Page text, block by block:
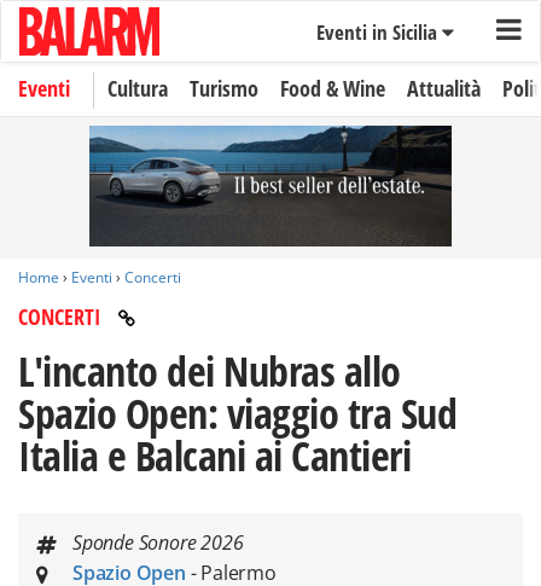
Eventi in Sicilia
Eventi Cultura Turismo Food & Wine Attualità
Home › Eventi › Concerti
CONCERTI
L'incanto dei Nubras allo
Spazio Open: viaggio tra Sud
Italia e Balcani ai Cantieri
Sponde Sonore 2026
Spazio Open - Palermo